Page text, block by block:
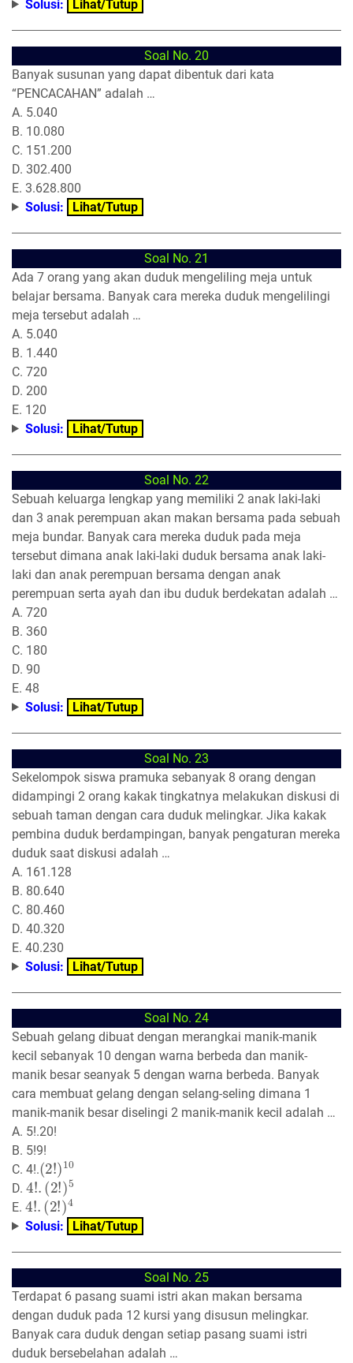
Solusi: Lihat/Tutup
Soal No. 20
Banyak susunan yang dapat dibentuk dari kata
“PENCACAHAN” adalah …
A. 5.040
B. 10.080
C. 151.200
D. 302.400
E. 3.628.800
Solusi:
Lihat/Tutup
Soal No. 21
Ada 7 orang yang akan duduk mengeliling meja untuk
belajar bersama. Banyak cara mereka duduk mengelilingi
meja tersebut adalah …
A. 5.040
B. 1.440
C. 720
D. 200
E. 120
Solusi:
Lihat/Tutup
Soal No. 22
Sebuah keluarga lengkap yang memiliki 2 anak laki-laki
dan 3 anak perempuan akan makan bersama pada sebuah
meja bundar. Banyak cara mereka duduk pada meja
tersebut dimana anak laki-laki duduk bersama anak laki-
laki dan anak perempuan bersama dengan anak
perempuan serta ayah dan ibu duduk berdekatan adalah …
A. 720
B. 360
C. 180
D. 90
E. 48
Solusi:
Lihat/Tutup
Soal No. 23
Sekelompok siswa pramuka sebanyak 8 orang dengan
didampingi 2 orang kakak tingkatnya melakukan diskusi di
sebuah taman dengan cara duduk melingkar. Jika kakak
pembina duduk berdampingan, banyak pengaturan mereka
duduk saat diskusi adalah …
A. 161.128
B. 80.640
C. 80.460
D. 40.320
E. 40.230
Solusi:
Lihat/Tutup
Soal No. 24
Sebuah gelang dibuat dengan merangkai manik-manik
kecil sebanyak 10 dengan warna berbeda dan manik-
manik besar seanyak 5 dengan warna berbeda. Banyak
cara membuat gelang dengan selang-seling dimana 1
manik-manik besar diselingi 2 manik-manik kecil adalah …
A. 5!.20!
B. 5!9!
C. 4!.
(2!) 10
D.
4!.
(2!)5
E.
4!.
(2! )4
Solusi: Lihat/Tutup
Soal No. 25
Terdapat 6 pasang suami istri akan makan bersama
dengan duduk pada 12 kursi yang disusun melingkar.
Banyak cara duduk dengan setiap pasang suami istri
duduk bersebelahan adalah …